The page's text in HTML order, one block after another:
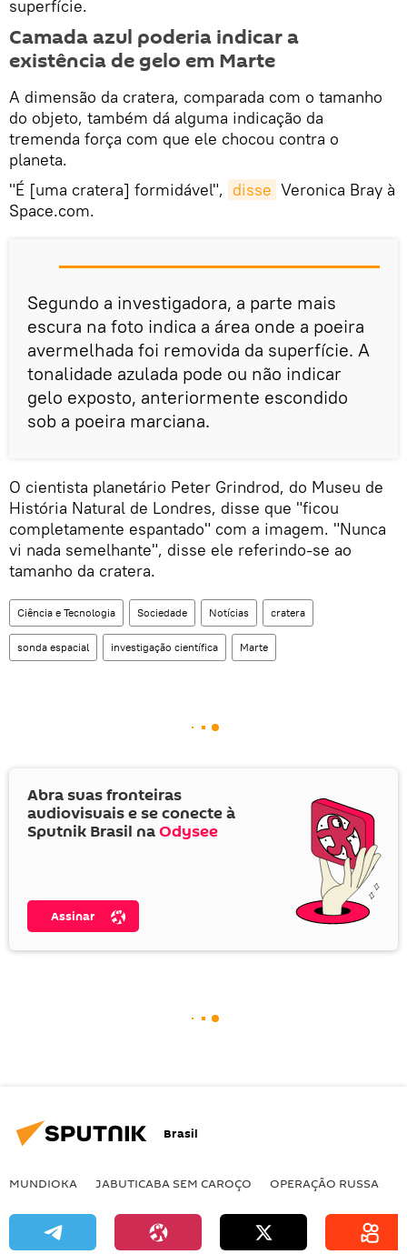
superfície.
Camada azul poderia indicar a
existência de gelo em Marte
A dimensão da cratera, comparada com o tamanho
do objeto, também dá alguma indicação da
tremenda força com que ele chocou contra o
planeta.
"É [uma cratera] formidável", disse Veronica Bray à
Space.com.
Segundo a investigadora, a parte mais
escura na foto indica a área onde a poeira
avermelhada foi removida da superfície. A
tonalidade azulada pode ou não indicar
gelo exposto, anteriormente escondido
sob a poeira marciana.
O cientista planetário Peter Grindrod, do Museu de
História Natural de Londres, disse que "ficou
completamente espantado" com a imagem. "Nunca
vi nada semelhante", disse ele referindo-se ao
tamanho da cratera.
Ciência e Tecnologia Sociedade Notícias cratera
sonda espacial investigação científica Marte
Abra suas fronteiras
audiovisuais e se conecte à
Sputnik Brasil naOdysee
Assinar
Brasil
MUNDIOKA JABUTICABA SEM CAROÇO OPERAÇÃO RUSSA